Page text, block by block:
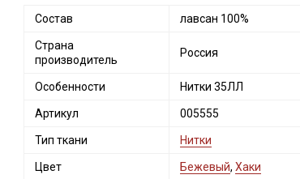
Состав лавсан 100%
Страна
производитель
Россия
Особенности Нитки 35ЛЛ
Артикул 005555
Тип ткани Нитки
Цвет Бежевый, Хаки